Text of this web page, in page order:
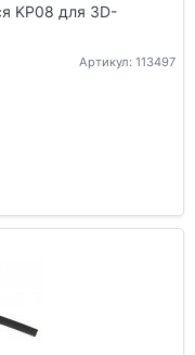
KР08 для 3D-
Артикул: 113497